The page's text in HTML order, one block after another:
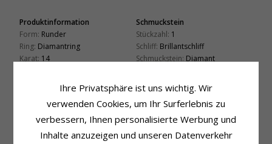
Produktinformation
Form: Runder
Ring: Diamantring
Karat: 14
Polierter
Schmuckstein
Stückzahl: 1
Schliff: Brillantschliff
Schmuckstein: Diamant
Diamantreinheit:
Karat: 0,10
Stückzahl: 38
Schliff:Brillantschliff
Breite, Oben:
1,9 mm
Breite, Unten:2,1 mm
Ihre Privatsphäre ist uns wichtig. Wir
verwenden Cookies, um Ihr Surferlebnis zu
verbessern, Ihnen personalisierte Werbung und
Inhalte anzuzeigen und unseren Datenverkehr